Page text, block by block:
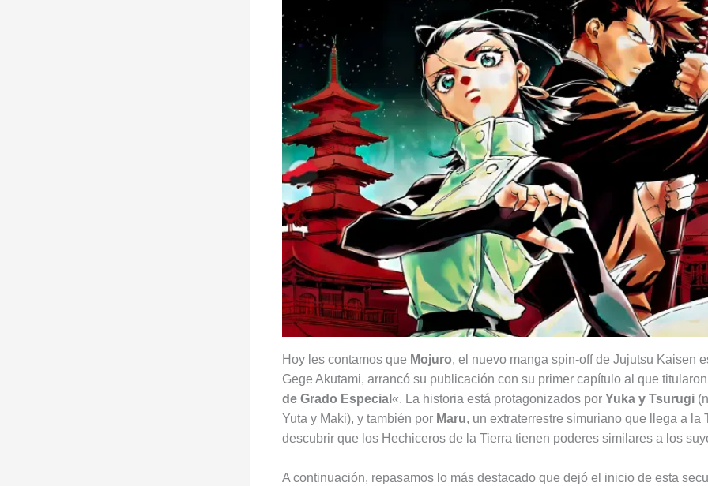
Hoy les contamos que Mojuro, el nuevo manga spin-off de Jujutsu Kaisen
Gege Akutami, arrancó su publicación con su primer capítulo al que
de Grado Especial «. La historia está protagonizados por Yuka y Tsurugi
Yuta y Maki), y también por Maru, un extraterrestre simuriano que llega a la
descubrir que los Hechiceros de la Tierra tienen poderes similares a los
A continuación, repasamos lo más destacado que dejó el inicio de esta